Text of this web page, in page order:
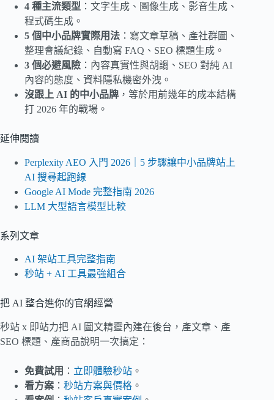
4 種主流類型 ：文字生成、圖像生成、影音生成、
程式碼生成。
5 個中小品牌實際用法 ：寫文章草稿、產社群圖、
整理會議紀錄、自動寫 FAQ、SEO 標題生成。
3 個必避風險 ：內容真實性與胡謅、SEO 對純 AI
內容的態度、資料隱私機密外洩。
沒跟上 AI 的中小品牌 ，等於用前幾年的成本結構
打 2026 年的戰場。
延伸閱讀
Perplexity AEO 入門 2026｜5 步驟讓中小品牌站上
AI 搜尋起跑線
Google AI Mode 完整指南 2026
LLM 大型語言模型比較
系列文章
AI 架站工具完整指南
秒站 + AI 工具最強組合
把 AI 整合進你的官網經營
秒站 x 即站力把 AI 圖文精靈內建在後台，產文章、產
SEO 標題、產商品說明一次搞定：
免費試用 ： 立即體驗秒站 。
看方案 ： 秒站方案與價格 。